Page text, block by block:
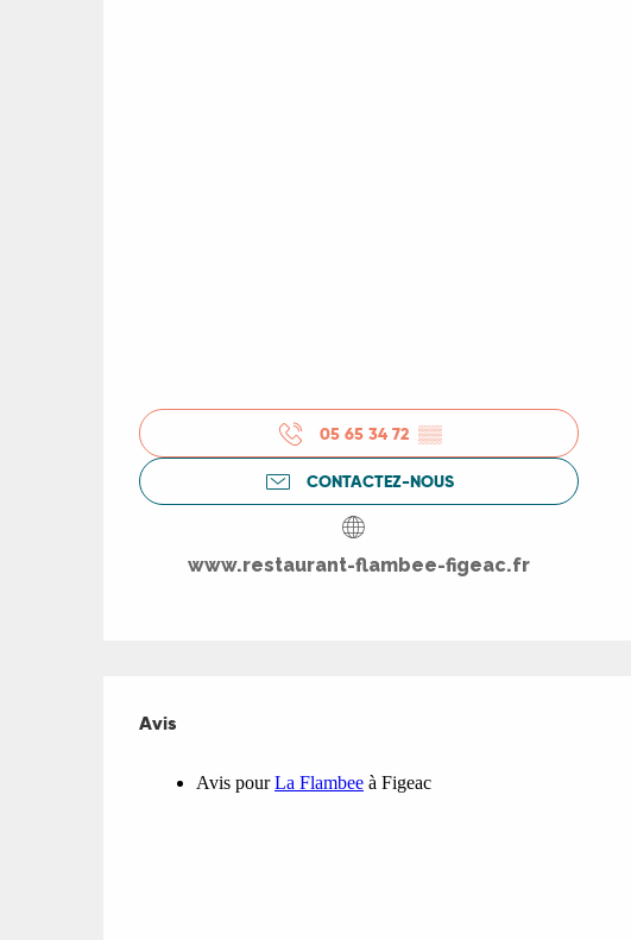
05 65 34 72 ▒▒
CONTACTEZ-NOUS
www.restaurant-flambee-figeac.fr
Avis
Avis